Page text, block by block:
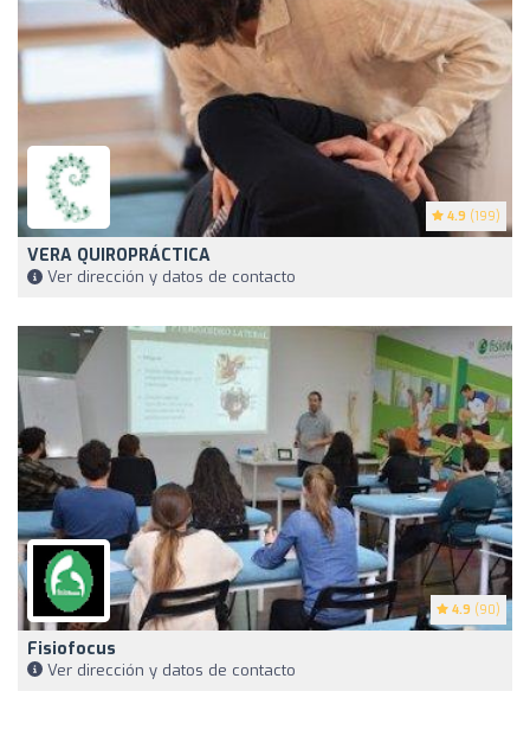
4.9 (199)
VERA QUIROPRÁCTICA
Ver dirección y datos de contacto
4.9 (90)
Fisiofocus
Ver dirección y datos de contacto